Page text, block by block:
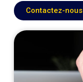
Contactez-nous